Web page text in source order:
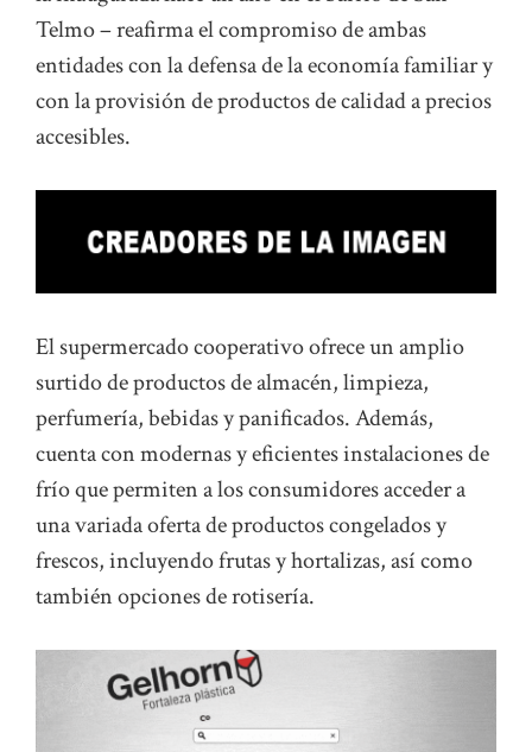
Telmo – reafirma el compromiso de ambas
entidades con la defensa de la economía familiar y
con la provisión de productos de calidad a precios
accesibles.
El supermercado cooperativo ofrece un amplio
surtido de productos de almacén, limpieza,
perfumería, bebidas y panificados. Además,
cuenta con modernas y eficientes instalaciones de
frío que permiten a los consumidores acceder a
una variada oferta de productos congelados y
frescos, incluyendo frutas y hortalizas, así como
también opciones de rotisería.